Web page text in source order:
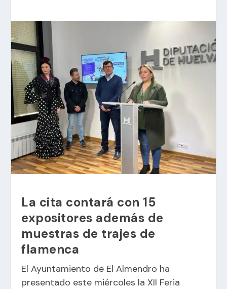
La cita contará con 15
expositores además de
muestras de trajes de
flamenca
El Ayuntamiento de El Almendro ha
presentado este miércoles la XII Feria